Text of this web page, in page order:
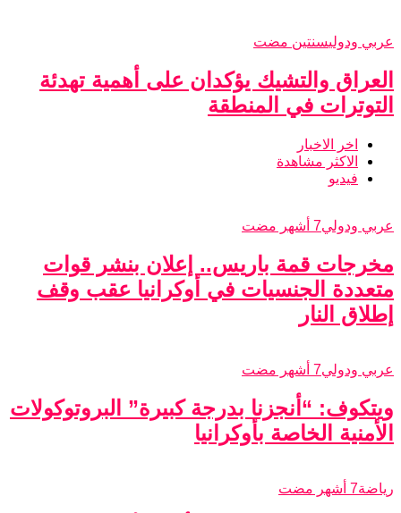
عربي ودوليسنتين مضت
العراق والتشيك يؤكدان على أهمية تهدئة
التوترات في المنطقة
اخر الاخبار
الاكثر مشاهدة
فيديو
عربي ودولي7 أشهر مضت
مخرجات قمة باريس.. إعلان بنشر قوات
متعددة الجنسيات في أوكرانيا عقب وقف
إطلاق النار
عربي ودولي7 أشهر مضت
ويتكوف: “أنجزنا بدرجة كبيرة” البروتوكولات
الأمنية الخاصة بأوكرانيا
رياضة7 أشهر مضت